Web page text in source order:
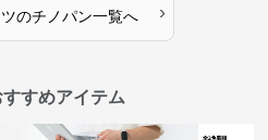
のチノパン一覧へ ›
すめアイテム